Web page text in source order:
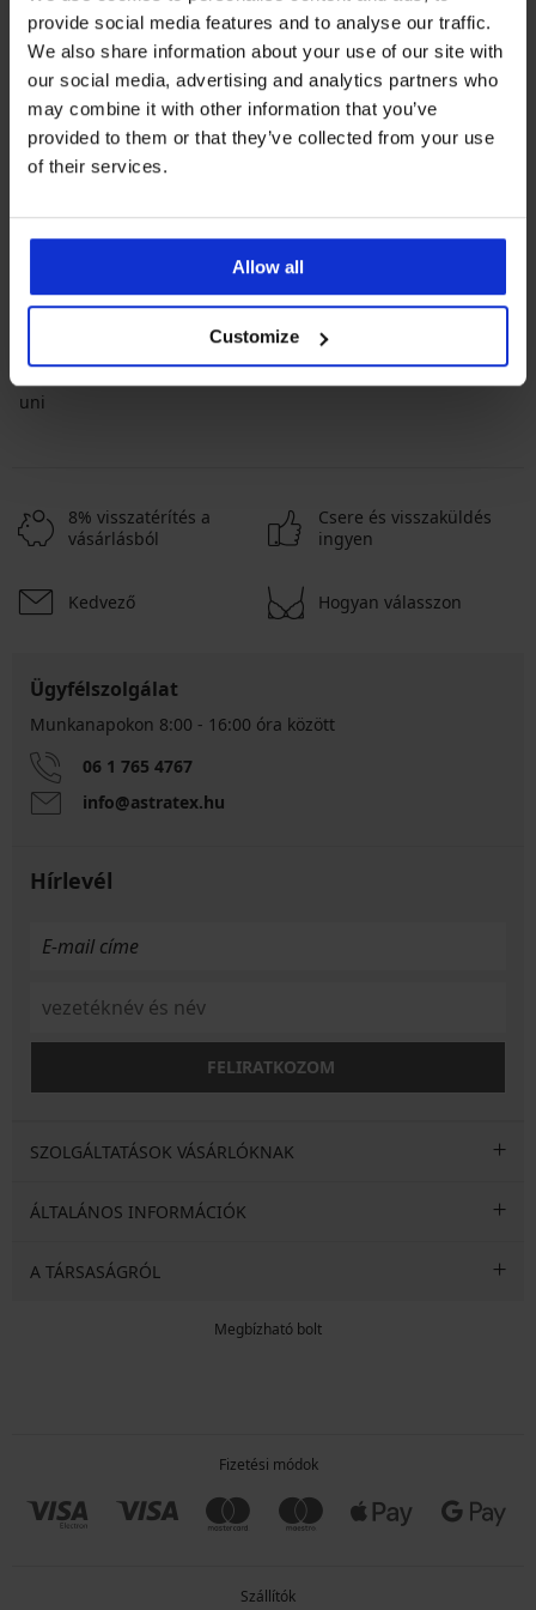
provide social media features and to analyse our traffic.
We also share information about your use of our site with
our social media, advertising and analytics partners who
may combine it with other information that you’ve
provided to them or that they’ve collected from your use
of their services.
Allow all
Customize
Julimex
A leggyakrabban választott színek
A leggyakrabban választott méretek
uni
8% visszatérítés a
vásárlásból
Csere és visszaküldés
ingyen
Kedvező Hogyan válasszon
Ügyfélszolgálat
Munkanapokon 8:00 - 16:00 óra között
06 1 765 4767
info@astratex.hu
Hírlevél
FELIRATKOZOM
SZOLGÁLTATÁSOK VÁSÁRLÓKNAK
ÁLTALÁNOS INFORMÁCIÓK
A TÁRSASÁGRÓL
Megbízható bolt
Fizetési módok
Szállítók